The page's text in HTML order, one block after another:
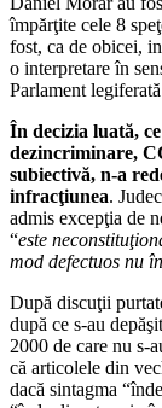
împărţite cele 8
fost, ca de obicei,
o interpretare în
Parlament
În decizia luată,
dezincriminare,
subiectivă, n-a
infracţiunea.
admis excepţia de
“este
mod defectuos nu
După discuţii
după ce s-au
2000 de care nu s-
că articolele din
dacă sintagma